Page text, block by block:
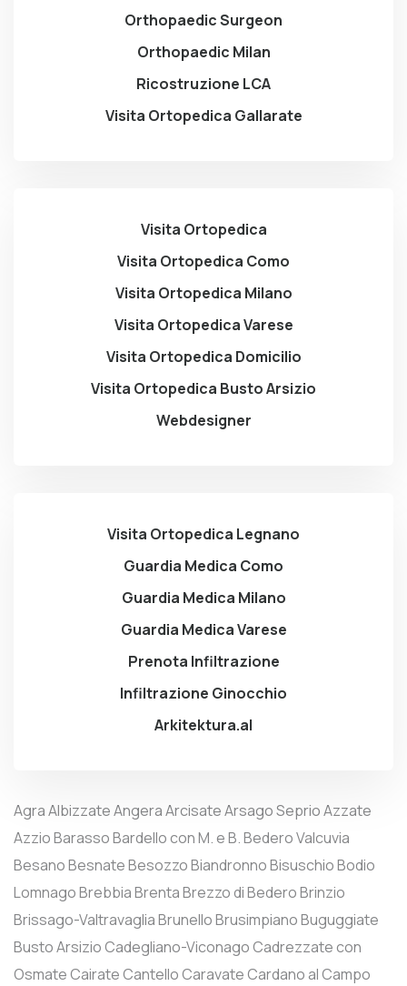
Orthopaedic Surgeon
Orthopaedic Milan
Ricostruzione LCA
Visita Ortopedica Gallarate
Visita Ortopedica
Visita Ortopedica Como
Visita Ortopedica Milano
Visita Ortopedica Varese
Visita Ortopedica Domicilio
Visita Ortopedica Busto Arsizio
Webdesigner
Visita Ortopedica Legnano
Guardia Medica Como
Guardia Medica Milano
Guardia Medica Varese
Prenota Infiltrazione
Infiltrazione Ginocchio
Arkitektura.al
AgraAlbizzateAngeraArcisateArsago SeprioAzzate
AzzioBarassoBardello con M. e B.Bedero Valcuvia
BesanoBesnateBesozzoBiandronnoBisuschioBodio
LomnagoBrebbiaBrentaBrezzo di BederoBrinzio
Brissago-ValtravagliaBrunelloBrusimpianoBuguggiate
Busto Arsizio Cadegliano-Viconago Cadrezzate con
Osmate Cairate Cantello Caravate Cardano al Campo